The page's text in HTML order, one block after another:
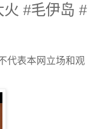
#毛伊岛 #
代表本网立场和观